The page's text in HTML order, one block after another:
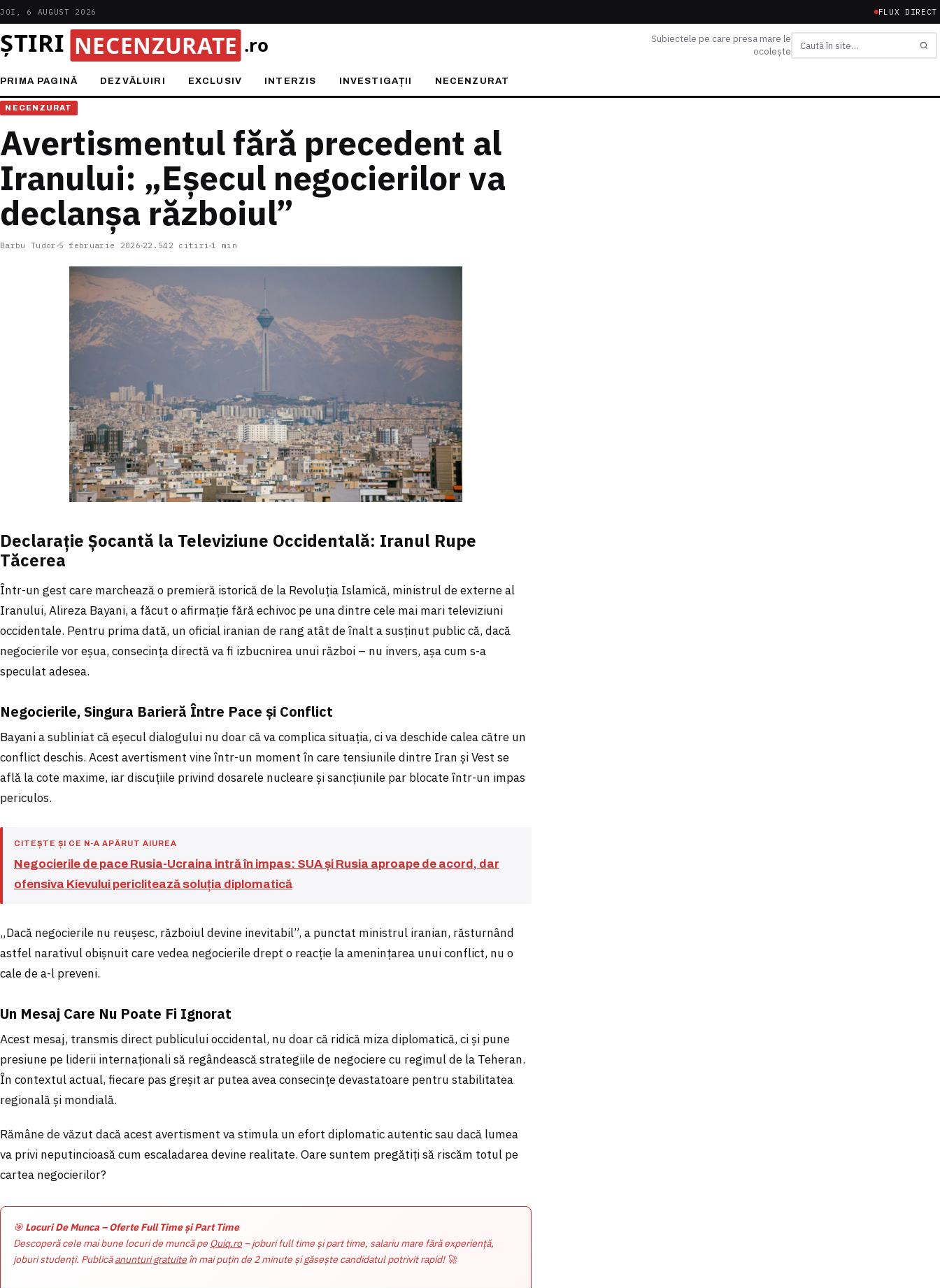
JOI, 6 AUGUST 2026 FLUX DIRECT
Subiectele pe care presa mare le
ocolește
Caută
PRIMA PAGINĂ DEZVĂLUIRI EXCLUSIV INTERZIS INVESTIGAȚII NECENZURAT
NECENZURAT
Avertismentul fără precedent al
Iranului: „Eșecul negocierilor va
declanșa războiul”
Barbu Tudor 5 februarie 2026 22.542 citiri 1 min
Declarație Șocantă la Televiziune Occidentală: Iranul Rupe
Tăcerea
Într-un gest care marchează o premieră istorică de la Revoluția Islamică, ministrul de externe al
Iranului, Alireza Bayani, a făcut o afirmație fără echivoc pe una dintre cele mai mari televiziuni
occidentale. Pentru prima dată, un oficial iranian de rang atât de înalt a susținut public că, dacă
negocierile vor eșua, consecința directă va fi izbucnirea unui război – nu invers, așa cum s-a
speculat adesea.
Negocierile, Singura Barieră Între Pace și Conflict
Bayani a subliniat că eșecul dialogului nu doar că va complica situația, ci va deschide calea către un
conflict deschis. Acest avertisment vine într-un moment în care tensiunile dintre Iran și Vest se
află la cote maxime, iar discuțiile privind dosarele nucleare și sancțiunile par blocate într-un impas
periculos.
CITEȘTE ȘI CE N-A APĂRUT AIUREA
Negocierile de pace Rusia-Ucraina intră în impas: SUA și Rusia aproape de acord, dar
ofensiva Kievului periclitează soluția diplomatică
„Dacă negocierile nu reușesc, războiul devine inevitabil”, a punctat ministrul iranian, răsturnând
astfel narativul obișnuit care vedea negocierile drept o reacție la amenințarea unui conflict, nu o
cale de a-l preveni.
Un Mesaj Care Nu Poate Fi Ignorat
Acest mesaj, transmis direct publicului occidental, nu doar că ridică miza diplomatică, ci și pune
presiune pe liderii internaționali să regândească strategiile de negociere cu regimul de la Teheran.
În contextul actual, fiecare pas greșit ar putea avea consecințe devastatoare pentru stabilitatea
regională și mondială.
Rămâne de văzut dacă acest avertisment va stimula un efort diplomatic autentic sau dacă lumea
va privi neputincioasă cum escaladarea devine realitate. Oare suntem pregătiți să riscăm totul pe
cartea negocierilor?
🎯 Locuri De Munca – Oferte Full Time și Part Time
Descoperă cele mai bune locuri de muncă pe Quiq.ro– joburi full time și part time, salariu mare fără experiență,
joburi studenți. Publicăanunturi gratuite în mai puțin de 2 minute și găsește candidatul potrivit rapid! 🚀